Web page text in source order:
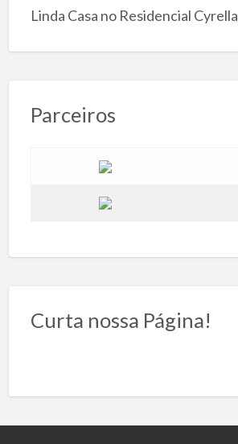
Linda Casa no Residencial Cyrella
Parceiros
Curta nossa Página!